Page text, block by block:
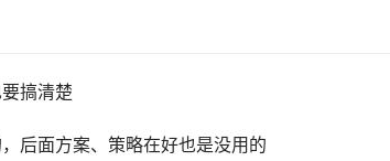
搞清楚
后面方案、策略在好也是没用的